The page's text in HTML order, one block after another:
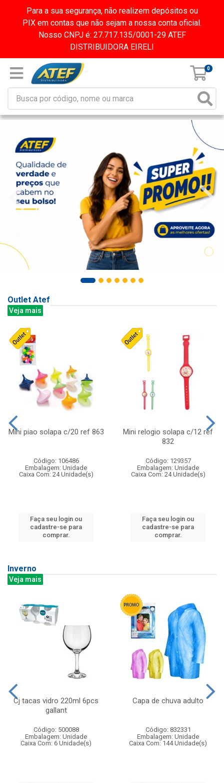
Para a sua segurança, não realizem depósitos ou
PIX em contas que não sejam a nossa conta oficial.
Nosso CNPJ é: 27.717.135/0001-29 ATEF
DISTRIBUIDORA EIRELI
0
Outlet Atef
Veja mais
Mini piao solapa c/20 ref 863
Código: 106486
Embalagem: Unidade
Caixa Com: 24 Unidade(s)
Faça seu login ou
cadastre-se para
comprar.
Mini relogio solapa c/12 ref
832
Código: 129357
Embalagem: Unidade
Caixa Com: 24 Unidade(s)
Faça seu login ou
cadastre-se para
comprar.
Inverno
Veja mais
Cj tacas vidro 220ml 6pcs
gallant
Código: 500088
Embalagem: Unidade
Caixa Com: 6 Unidade(s)
Capa de chuva adulto
Código: 832331
Embalagem: Unidade
Caixa Com: 144 Unidade(s)